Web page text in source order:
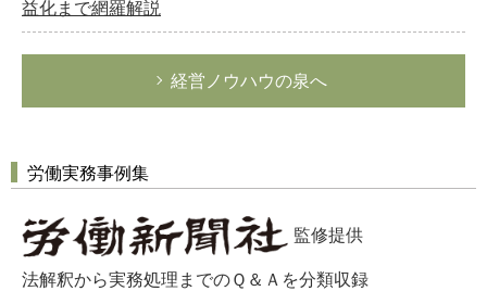
益化まで網羅解説
経営ノウハウの泉へ
労働実務事例集
監修提供
法解釈から実務処理までのＱ＆Ａを分類収録